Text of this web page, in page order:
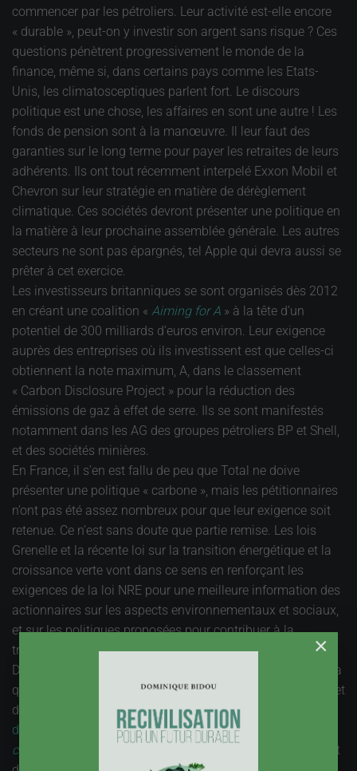
commencer par les pétroliers. Leur activité est-elle encore
« durable », peut-on y investir son argent sans risque ? Ces
questions pénètrent progressivement le monde de la
finance, même si, dans certains pays comme les Etats-
Unis, les climatosceptiques parlent fort. Le discours
politique est une chose, les affaires en sont une autre ! Les
fonds de pension sont à la manœuvre. Il leur faut des
garanties sur le long terme pour payer les retraites de leurs
adhérents. Ils ont tout récemment interpelé Exxon Mobil et
Chevron sur leur stratégie en matière de dérèglement
climatique. Ces sociétés devront présenter une politique en
la matière à leur prochaine assemblée générale. Les autres
secteurs ne sont pas épargnés, tel Apple qui devra aussi se
prêter à cet exercice.
Les investisseurs britanniques se sont organisés dès 2012
en créant une coalition « Aiming for A » à la tête d’un
potentiel de 300 milliards d’euros environ. Leur exigence
auprès des entreprises où ils investissent est que celles-ci
obtiennent la note maximum, A, dans le classement
« Carbon Disclosure Project » pour la réduction des
émissions de gaz à effet de serre. Ils se sont manifestés
notamment dans les AG des groupes pétroliers BP et Shell,
et des sociétés minières.
En France, il s’en est fallu de peu que Total ne doive
présenter une politique « carbone », mais les pétitionnaires
n’ont pas été assez nombreux pour que leur exigence soit
retenue. Ce n’est sans doute que partie remise. Les lois
Grenelle et la récente loi sur la transition énergétique et la
croissance verte vont dans ce sens en renforçant les
exigences de la loi NRE pour une meilleure information des
actionnaires sur les aspects environnementaux et sociaux,
et sur les politiques proposées pour contribuer à la
transition énergétique.
Des ONG s’étaient depuis quelques années penchées sur la
question de l’intensité en carbone des actifs des banques et
du chiffre d’affaires de grands groupes. En 2014, les
de la terre
publient un guide éco-citoyen «
comment choisir ma banque ?
» et dressent un classement
×